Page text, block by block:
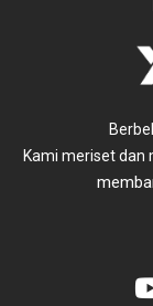
Kami meriset dan